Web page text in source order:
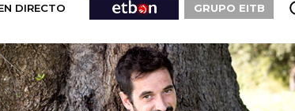
DIRECTO GRUPO EITB